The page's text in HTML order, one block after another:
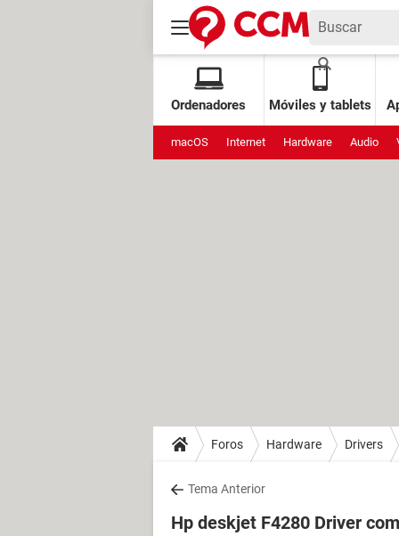
Ordenadores Móviles y tablets
macOS Internet Hardware Audio
Foros Hardware Drivers
Tema Anterior
Hp deskjet F4280 Driver